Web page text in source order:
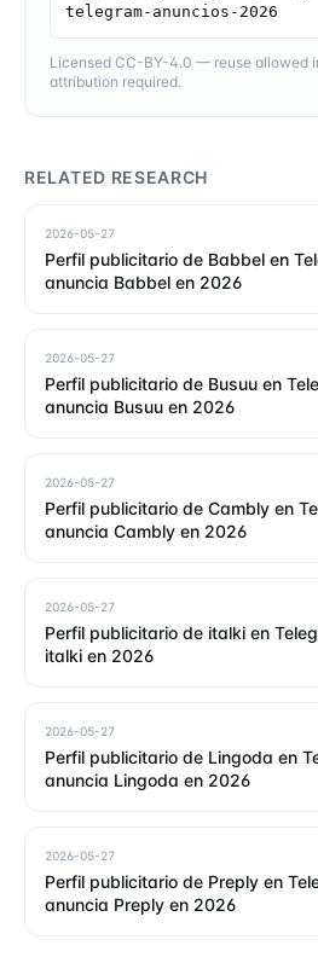
telegram-anuncios-2026
Licensed CC-BY-4.0 — reuse allowed
attribution required.
RELATED RESEARCH
2026-05-27
Perfil publicitario de Babbel en
anuncia Babbel en 2026
2026-05-27
Perfil publicitario de Busuu en
anuncia Busuu en 2026
2026-05-27
Perfil publicitario de Cambly en
anuncia Cambly en 2026
2026-05-27
Perfil publicitario de italki en
italki en 2026
2026-05-27
Perfil publicitario de Lingoda en
anuncia Lingoda en 2026
2026-05-27
Perfil publicitario de Preply en
anuncia Preply en 2026